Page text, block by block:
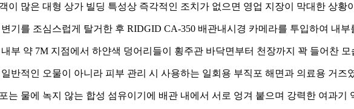
이 많은 대형 상가 빌딩 특성상 즉각적인 조치가 없으면 영업 지장이 막대한 상황
기를 조심스럽게 탈거한 후 RIDGID CA-350 배관내시경 카메라를 투입하여 내부
부 약 7M 지점에서 하얀색 덩어리들이 횡주관 바닥면부터 천장까지 꽉 들어찬
반적인 오물이 아니라 피부 관리 시 사용하는 일회용 부직포 해면과 의료용 거즈
는 물에 녹지 않는 합성 섬유이기에 배관 내에서 서로 엉겨 붙으며 강력한 여과기